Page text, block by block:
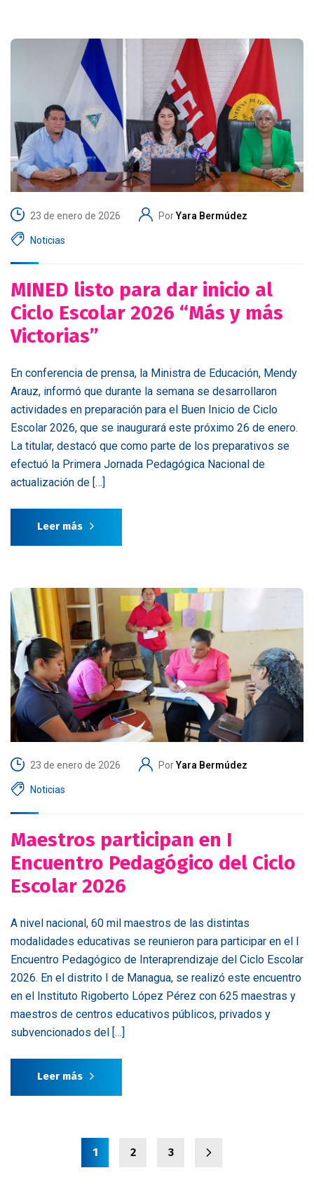
23 de enero de 2026 PorYara Bermúdez
Noticias
MINED listo para dar inicio al
Ciclo Escolar 2026 “Más y más
Victorias”
En conferencia de prensa, la Ministra de Educación, Mendy
Arauz, informó que durante la semana se desarrollaron
actividades en preparación para el Buen Inicio de Ciclo
Escolar 2026, que se inaugurará este próximo 26 de enero.
La titular, destacó que como parte de los preparativos se
efectuó la Primera Jornada Pedagógica Nacional de
actualización de […]
Leer más
23 de enero de 2026 PorYara Bermúdez
Noticias
Maestros participan en I
Encuentro Pedagógico del Ciclo
Escolar 2026
A nivel nacional, 60 mil maestros de las distintas
modalidades educativas se reunieron para participar en el I
Encuentro Pedagógico de Interaprendizaje del Ciclo Escolar
2026. En el distrito I de Managua, se realizó este encuentro
en el Instituto Rigoberto López Pérez con 625 maestras y
maestros de centros educativos públicos, privados y
subvencionados del […]
Leer más
1 2 3